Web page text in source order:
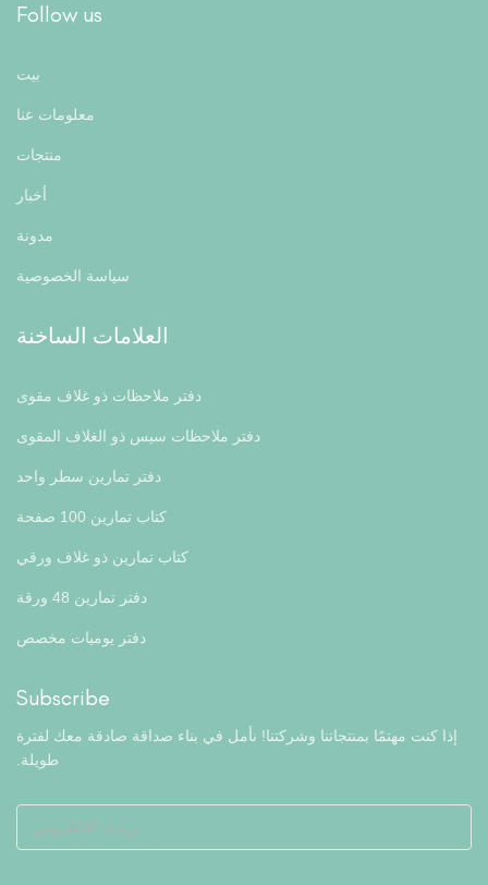
Follow us
بيت
معلومات عنا
منتجات
أخبار
مدونة
سياسة الخصوصية
العلامات الساخنة
دفتر ملاحظات ذو غلاف مقوى
دفتر ملاحظات سيس ذو الغلاف المقوى
دفتر تمارين سطر واحد
كتاب تمارين 100 صفحة
كتاب تمارين ذو غلاف ورقي
دفتر تمارين 48 ورقة
دفتر يوميات مخصص
Subscribe
إذا كنت مهتمًا بمنتجاتنا وشركتنا! نأمل في بناء صداقة صادقة معك لفترة
طويلة.